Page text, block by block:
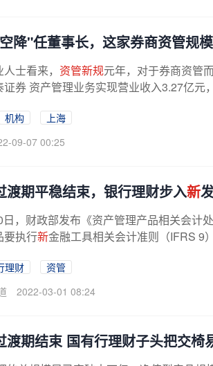
降"任董事长，这家券商资管规
士看来， 资管新规元年，对于券商资管
证券 资产管理业务实现营业收入3.27亿
机构
上海
09-07 00:25
渡期平稳结束，银行理财步入新
，财政部发布《资产管理产品相关会计
要执行新金融工具相关会计准则（IFRS 9
理财
资管
2022-03-01 08:24
渡期结束 国有行理财子头把交椅